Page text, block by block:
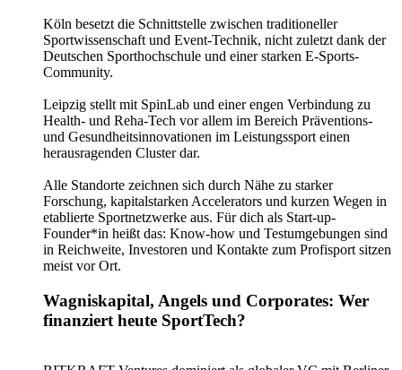
Köln besetzt die Schnittstelle zwischen traditioneller
Sportwissenschaft und Event-Technik, nicht zuletzt dank der
Deutschen Sporthochschule und einer starken E-Sports-
Community.
Leipzig stellt mit SpinLab und einer engen Verbindung zu
Health- und Reha-Tech vor allem im Bereich Präventions-
und Gesundheitsinnovationen im Leistungssport einen
herausragenden Cluster dar.
Alle Standorte zeichnen sich durch Nähe zu starker
Forschung, kapitalstarken Accelerators und kurzen Wegen in
etablierte Sportnetzwerke aus. Für dich als Start-up-
Founder*in heißt das: Know-how und Testumgebungen sind
in Reichweite, Investoren und Kontakte zum Profisport sitzen
meist vor Ort.
Wagniskapital, Angels und Corporates: Wer
finanziert heute SportTech?